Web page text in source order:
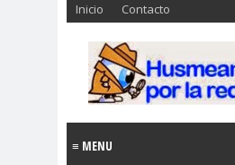
Inicio Contacto